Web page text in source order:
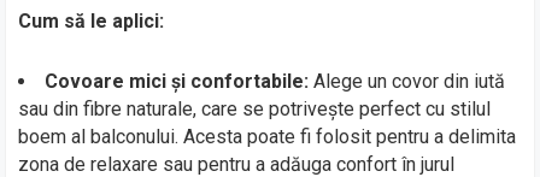
Cum să le aplici:
Covoare mici și confortabile: Alege un covor din iută
sau din fibre naturale, care se potrivește perfect cu stilul
boem al balconului. Acesta poate fi folosit pentru a delimita
zona de relaxare sau pentru a adăuga confort în jurul